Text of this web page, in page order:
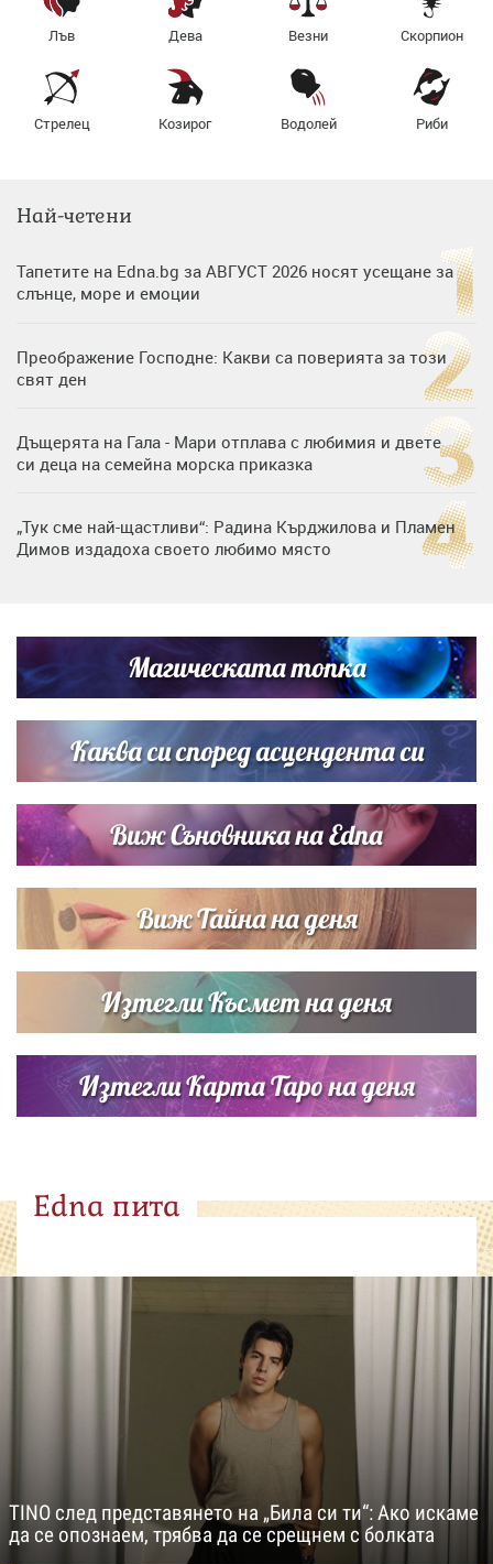
Лъв Дева Везни Скорпион
Стрелец Козирог Водолей Риби
Най-четени
Тапетите на Edna.bg за АВГУСТ 2026 носят усещане за
слънце, море и емоции
Преображение Господне: Какви са поверията за този
свят ден
Дъщерята на Гала - Мари отплава с любимия и двете
си деца на семейна морска приказка
„Тук сме най-щастливи“: Радина Кърджилова и Пламен
Димов издадоха своето любимо място
Братя Аргирови я изненадаха с песен
Магическата топка
Каква си според асцендента си
Виж Съновника на Edna
Виж Тайна на деня
Изтегли Късмет на деня
Изтегли Карта Таро на деня
Edna пита
TINO след представянето на „Била си ти“: Ако искаме
да се опознаем, трябва да се срещнем с болката